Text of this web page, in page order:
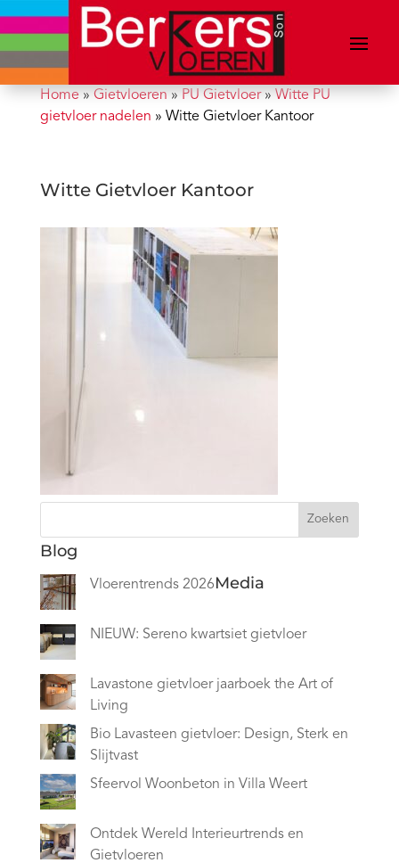
Home» Gietvloeren » PU Gietvloer» Witte PU
gietvloer nadelen » Witte Gietvloer Kantoor
Witte Gietvloer Kantoor
Zoeken
Blog
Vloerentrends 2026
NIEUW: Sereno kwartsiet gietvloer
Lavastone gietvloer jaarboek the Art of
Living
Bio Lavasteen gietvloer: Design, Sterk en
Slijtvast
Sfeervol Woonbeton in Villa Weert
Ontdek Wereld Interieurtrends en
Gietvloeren
Media